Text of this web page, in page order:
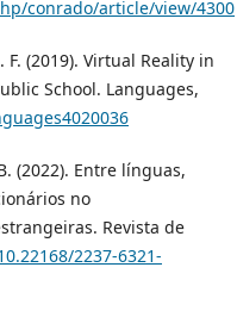
conrado/article/view/4300
F. (2019). Virtual Reality in
School. Languages,
(2022). Entre línguas,
no
Revista de
2237-6321-